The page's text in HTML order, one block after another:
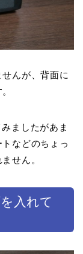
んが、背面に
ましたがあま
などのちょっ
せん。
入れて